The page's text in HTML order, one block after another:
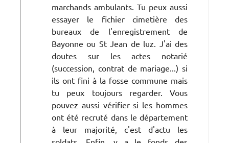
marchands ambulants. Tu peux aussi
essayer le fichier cimetière des
bureaux de l'enregistrement de
Bayonne ou St Jean de luz. J'ai des
doutes sur les actes notarié
(succession, contrat de mariage...) si
ils ont fini à la fosse commune mais
tu peux toujours regarder. Vous
pouvez aussi vérifier si les hommes
ont été recruté dans le département
à leur majorité, c'est d'actu les